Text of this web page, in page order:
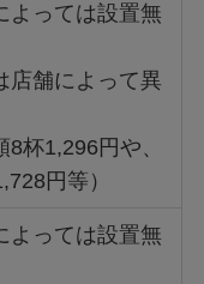
よっては設置無
店舗によって異
8杯1,296円や、
円等）
よっては設置無